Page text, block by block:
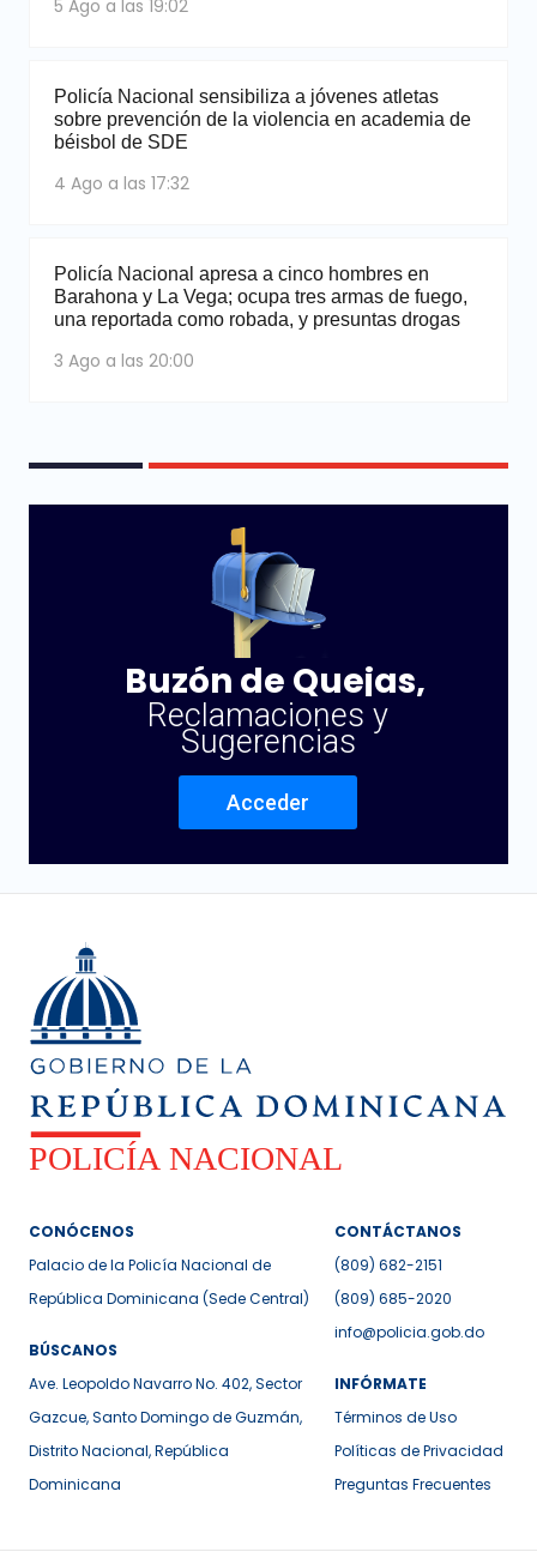
5 Ago a las 19:02
Policía Nacional sensibiliza a jóvenes atletas
sobre prevención de la violencia en academia de
béisbol de SDE
4 Ago a las 17:32
Policía Nacional apresa a cinco hombres en
Barahona y La Vega; ocupa tres armas de fuego,
una reportada como robada, y presuntas drogas
3 Ago a las 20:00
Buzón de Quejas,
Reclamaciones y
Sugerencias
Acceder
CONÓCENOS
Palacio de la Policía Nacional de
República Dominicana (Sede Central)
BÚSCANOS
Ave. Leopoldo Navarro No. 402, Sector
Gazcue, Santo Domingo de Guzmán,
Distrito Nacional, República
Dominicana
CONTÁCTANOS
(809) 682-2151
(809) 685-2020
info@policia.gob.do
INFÓRMATE
Términos de Uso
Políticas de Privacidad
Preguntas Frecuentes